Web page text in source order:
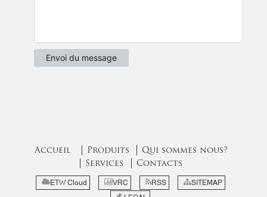
Accueil Produits
Qui sommes nous?
Services
Contacts
ETW Cloud VRC RSS
SITEMAP